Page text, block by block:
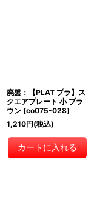
廃盤：【PLAT プラ】ス
クエアプレート 小 ブラ
ウン [co075-028]
1,210円(税込)
カートに入れる